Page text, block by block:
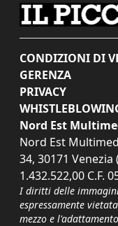
CONDIZIONI DI
GERENZA
PRIVACY
Nord Est
Nord Est
34, 30171 Venezia
1.432.522,00 C.F.
I diritti delle
espressamente
mezzo e